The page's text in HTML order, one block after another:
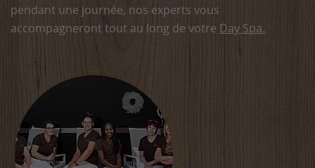
pendant une journée, nos experts vous
accompagneront tout au long de votre Day Spa.